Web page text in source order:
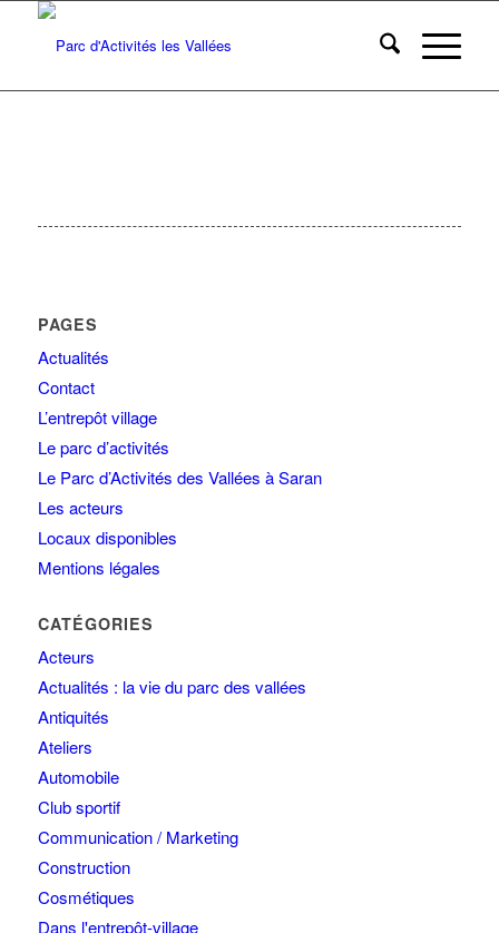
PAGES
Actualités
Contact
L’entrepôt village
Le parc d’activités
Le Parc d’Activités des Vallées à Saran
Les acteurs
Locaux disponibles
Mentions légales
CATÉGORIES
Acteurs
Actualités : la vie du parc des vallées
Antiquités
Ateliers
Automobile
Club sportif
Communication / Marketing
Construction
Cosmétiques
Dans l'entrepôt-village